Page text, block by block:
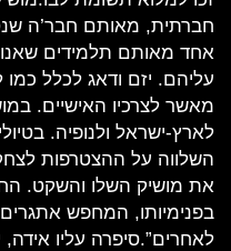
חברתית, מאותם חבר’ה
אחד מאותם תלמידים
עליהם. יזם ודאג לכלל
מאשר לצרכיו האישיים.
לארץ-ישראל ולנופיה.
השלווה על ההצטרפות
את מושיק השלו והשקט.
בפנימיותו, המחפש
לאחרים”.סיפרה עליו